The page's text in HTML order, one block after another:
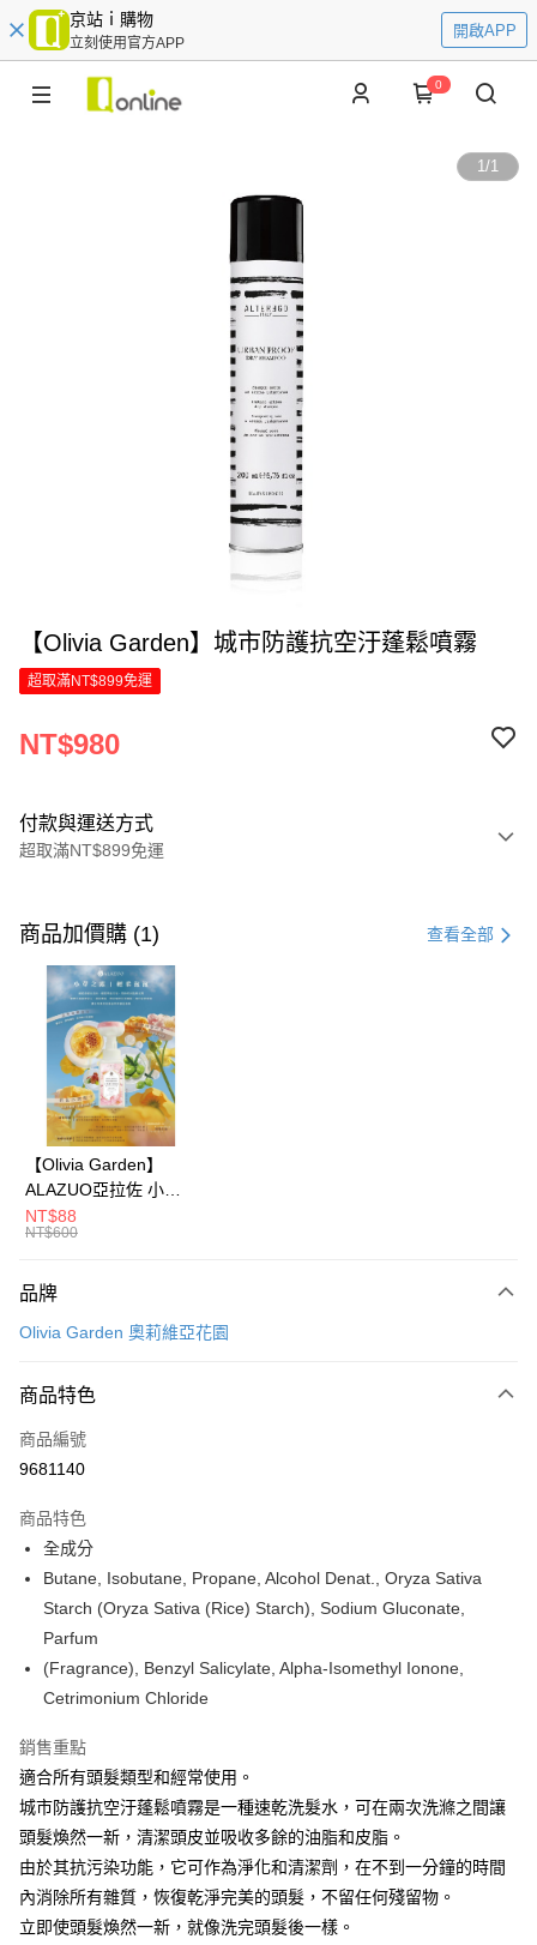
京站ｉ購物
立刻使用官方APP
開啟APP
0
1/1
【Olivia Garden】城市防護抗空汙蓬鬆噴霧
超取滿NT$899免運
NT$980
付款與運送方式
超取滿NT$899免運
信用卡一次付款
LINE Pay
Apple Pay
街口支付
悠遊付
Google Pay
全盈+PAY
大哥付你分期
【大哥付你分期使用說明】
2.付款方式選擇「大哥付你分期」，訂單成立後會自動跳轉到大哥付的交易
成交易。
3.實際核准額度、可分期數及費用金額請依後續交易確認頁面所載為準。
4.訂單成立30分鐘內，如未前往確認交易或遇審核未通過，訂單將自動取
消。如遇「轉專審核」未通過狀況，表示未達大哥付你分期系統評分，恕無
法說明評估內容。
1.分期款項不併入電信帳單，「大哥付你分期」於每月結算日後寄送繳費提
2.透過簡訊連結打開帳單後，可選擇「超商條碼／台灣大直營門市／銀行轉
帳／街口支付／iPASS MONEY」等通路繳費。
【注意事項】
1.本服務係由「台灣大哥大股份有限公司」（以下簡稱本公司）所提供，讓
用戶於交易時，得透過本服務購買商品或服務，並由商店將買賣／分期付款
2.基於同意付款使用「大哥付你分期」之契約關係目的，商店將以您的個人
由本公司與您本人進行分期帳單所需資料之確認、核對及更正。
3.完整用戶服務條款，請詳閱以下連結：
AFTEE先享後付是「在收到商品之後才付款」的支付方式。 讓您購物簡單
１．簡單：不需註冊會員、不需綁卡、不需儲值。
３．安心：先確認商品／服務後，再付款。
【「AFTEE先享後付」結帳流程】
１．於結帳方式選擇「AFTEE先享後付」後，將跳轉至「AFTEE先享後付」
２．訂單成立數日內，您將收到繳費通知簡訊。
３．收到繳費通知簡訊後14天內，點擊此簡訊中的連結，可透過四大超商／
ATM／網路銀行／等多元方式進行付款，方視為交易完成。
購買商品的店家。未經商家同意取消之訂單仍視為有效，需透過AFTEE先享
後付繳納相關費用。
是否繳費成功／繳費後需取消欲退款等相關疑問，請聯繫「AFTEE先享後付
客戶支援中心」
【注意事項】
１．透過由恩沛科技股份有限公司提供之「AFTEE先享後付」服務完成之交
易，需依本服務之必要範圍內提供個人資料，並將交易相關給付款項請求債
權轉讓予恩沛科技股份有限公司。
２．關於個人資料處理事宜，請瀏覽以下網址：
３．未成年的使用者請事先徵得法定代理人或監護人之同意方可使用
ATM付款
運送方式
每筆NT$70，滿NT$899(含以上)免運費
宅配
每筆NT$100，滿NT$1,000(含以上)免運費
請自備購物袋，若需購買紙袋可現場詢問
免運費
商品加價購 (1) 查看全部
【Olivia Garden】
ALAZUO亞拉佐 小芽
之露輕柔泡泡洗手慕斯
350ml
NT$88
NT$600
品牌
Olivia Garden 奧莉維亞花園
商品特色
商品編號
9681140
商品特色
全成分
Butane, Isobutane, Propane, Alcohol Denat., Oryza Sativa
Starch (Oryza Sativa (Rice) Starch), Sodium Gluconate,
Parfum
(Fragrance), Benzyl Salicylate, Alpha-Isomethyl Ionone,
Cetrimonium Chloride
銷售重點
適合所有頭髮類型和經常使用。
城市防護抗空汙蓬鬆噴霧是一種速乾洗髮水，可在兩次洗滌之間讓
頭髮煥然一新，清潔頭皮並吸收多餘的油脂和皮脂。
由於其抗污染功能，它可作為淨化和清潔劑，在不到一分鐘的時間
內消除所有雜質，恢復乾淨完美的頭髮，不留任何殘留物。
立即使頭髮煥然一新，就像洗完頭髮後一樣。